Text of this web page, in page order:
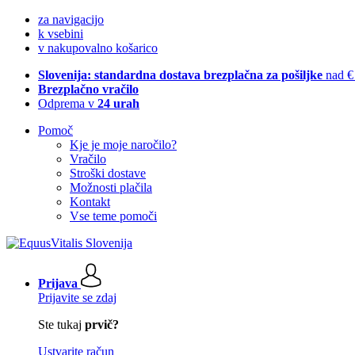
za navigacijo
k vsebini
v nakupovalno košarico
Slovenija: standardna dostava brezplačna za pošiljke nad
Brezplačno vračilo
Odprema v 24 urah
Pomoč
Kje je moje naročilo?
Vračilo
Stroški dostave
Možnosti plačila
Kontakt
Vse teme pomoči
Prijava
Prijavite se zdaj
Ste tukaj prvič?
Ustvarite račun